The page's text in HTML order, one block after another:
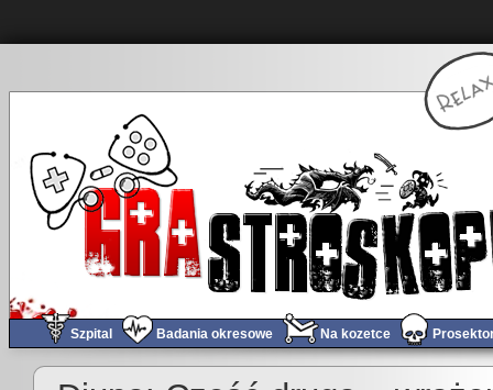
Szpital Badania okresowe Na kozetce